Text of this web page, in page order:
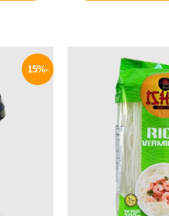
الأصلي
هو:
145 EGP.
الحالي
هو:
119 EGP.
-15%